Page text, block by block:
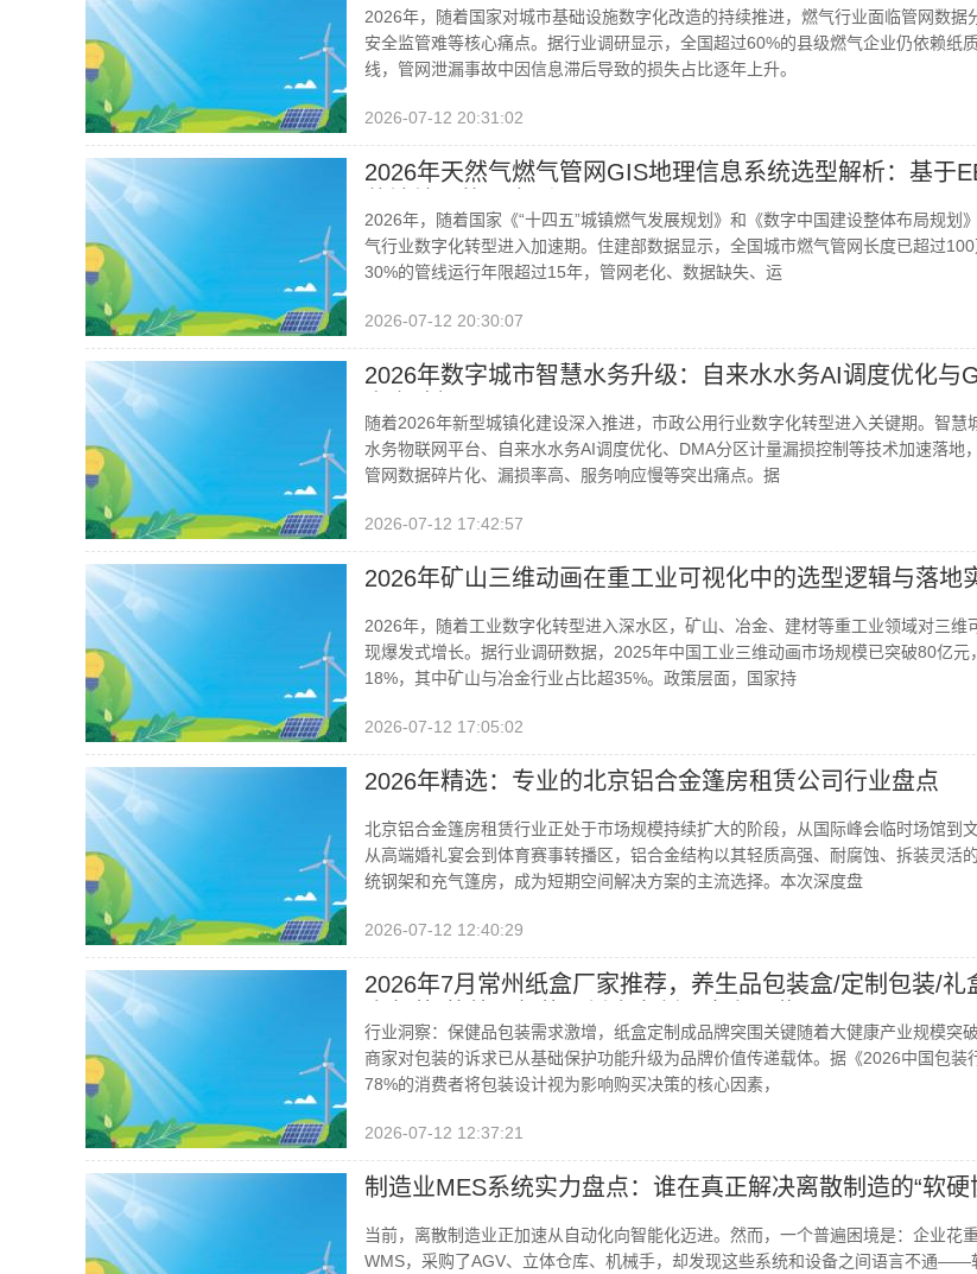
2026年，随着国家对城市基础设施数字化改造的持续推进，燃气行业面临管网数据
安全监管难等核心痛点。据行业调研显示，全国超过60%的县级燃气企业仍依赖纸
线，管网泄漏事故中因信息滞后导致的损失占比逐年上升。
2026-07-12 20:31:02
2026年天然气燃气管网GIS地理信息系统选型解析：基于
2026年，随着国家《“十四五”城镇燃气发展规划》和《数字中国建设整体布局规划
气行业数字化转型进入加速期。住建部数据显示，全国城市燃气管网长度已超过
30%的管线运行年限超过15年，管网老化、数据缺失、运
2026-07-12 20:30:07
2026年数字城市智慧水务升级：自来水水务AI调度优化与
随着2026年新型城镇化建设深入推进，市政公用行业数字化转型进入关键期。智慧
水务物联网平台、自来水水务AI调度优化、DMA分区计量漏损控制等技术加速落地
管网数据碎片化、漏损率高、服务响应慢等突出痛点。据
2026-07-12 17:42:57
2026年矿山三维动画在重工业可视化中的选型逻辑与落地
2026年，随着工业数字化转型进入深水区，矿山、冶金、建材等重工业领域对三维
现爆发式增长。据行业调研数据，2025年中国工业三维动画市场规模已突破80亿元
18%，其中矿山与冶金行业占比超35%。政策层面，国家持
2026-07-12 17:05:02
2026年精选：专业的北京铝合金篷房租赁公司行业盘点
北京铝合金篷房租赁行业正处于市场规模持续扩大的阶段，从国际峰会临时场馆到
从高端婚礼宴会到体育赛事转播区，铝合金结构以其轻质高强、耐腐蚀、拆装灵活
统钢架和充气篷房，成为短期空间解决方案的主流选择。本次深度盘
2026-07-12 12:40:29
2026年7月常州纸盒厂家推荐，养生品包装盒/定制包装/礼
行业洞察：保健品包装需求激增，纸盒定制成品牌突围关键随着大健康产业规模突
商家对包装的诉求已从基础保护功能升级为品牌价值传递载体。据《2026中国包装
78%的消费者将包装设计视为影响购买决策的核心因素，
2026-07-12 12:37:21
制造业MES系统实力盘点：谁在真正解决离散制造的“软硬
当前，离散制造业正加速从自动化向智能化迈进。然而，一个普遍困境是：企业花
WMS，采购了AGV、立体仓库、机械手，却发现这些系统和设备之间语言不通——